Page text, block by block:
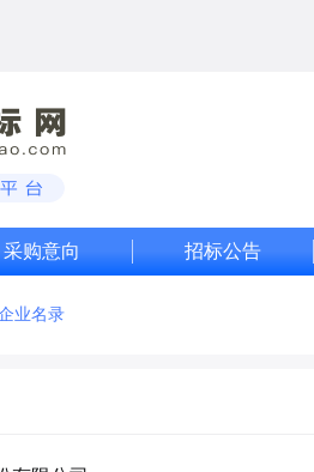
采购意向 招标公告
业名录